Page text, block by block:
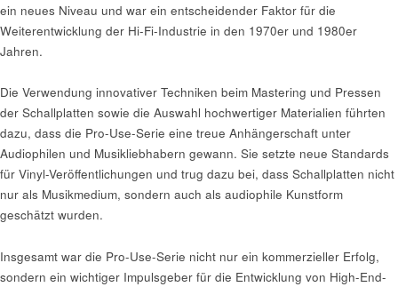
ein neues Niveau und war ein entscheidender Faktor für die
Weiterentwicklung der Hi-Fi-Industrie in den 1970er und 1980er
Jahren.
Die Verwendung innovativer Techniken beim Mastering und Pressen
der Schallplatten sowie die Auswahl hochwertiger Materialien führten
dazu, dass die Pro-Use-Serie eine treue Anhängerschaft unter
Audiophilen und Musikliebhabern gewann. Sie setzte neue Standards
für Vinyl-Veröffentlichungen und trug dazu bei, dass Schallplatten nicht
nur als Musikmedium, sondern auch als audiophile Kunstform
geschätzt wurden.
Insgesamt war die Pro-Use-Serie nicht nur ein kommerzieller Erfolg,
sondern ein wichtiger Impulsgeber für die Entwicklung von High-End-